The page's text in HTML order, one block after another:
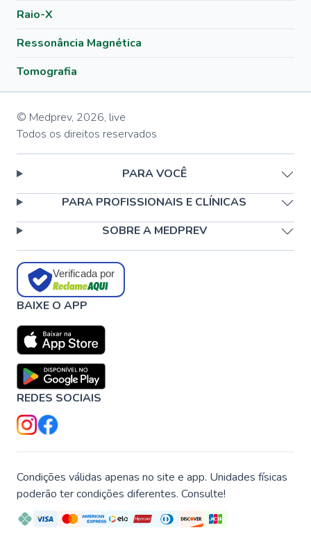
Raio-X
Ressonância Magnética
Tomografia
© Medprev, 2026, live
Todos os direitos reservados
PARA VOCÊ
PARA PROFISSIONAIS E CLÍNICAS
SOBRE A MEDPREV
Verificada por
BAIXE O APP
REDES SOCIAIS
Condições válidas apenas no site e app. Unidades físicas
poderão ter condições diferentes. Consulte!